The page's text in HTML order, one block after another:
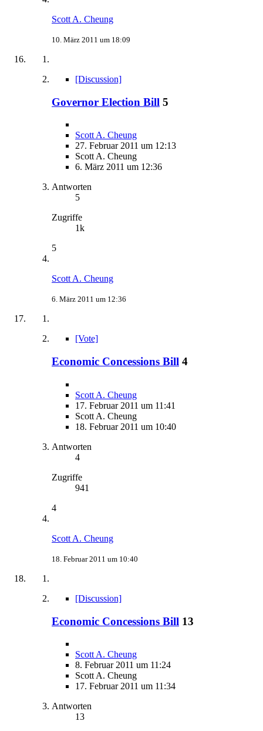
Scott A. Cheung
10. März 2011 um 18:09
[Discussion]
Governor Election Bill 5
Scott A. Cheung
27. Februar 2011 um 12:13
Scott A. Cheung
6. März 2011 um 12:36
Antworten
5
Zugriffe
1k
5
Scott A. Cheung
6. März 2011 um 12:36
[Vote]
Economic Concessions Bill 4
Scott A. Cheung
17. Februar 2011 um 11:41
Scott A. Cheung
18. Februar 2011 um 10:40
Antworten
4
Zugriffe
941
4
Scott A. Cheung
18. Februar 2011 um 10:40
[Discussion]
Economic Concessions Bill 13
Scott A. Cheung
8. Februar 2011 um 11:24
Scott A. Cheung
17. Februar 2011 um 11:34
Antworten
13